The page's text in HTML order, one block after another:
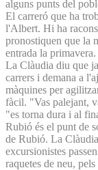
alguns punts del
El carreró que ha
l'Albert. Hi ha
pronostiquen que la
entrada la primavera.
La Clàudia diu que
carrers i demana a
màquines per
fàcil. "Vas palejant,
"es torna dura i al
Rubió és el punt de
de Rubió. La
excursionistes
raquetes de neu,